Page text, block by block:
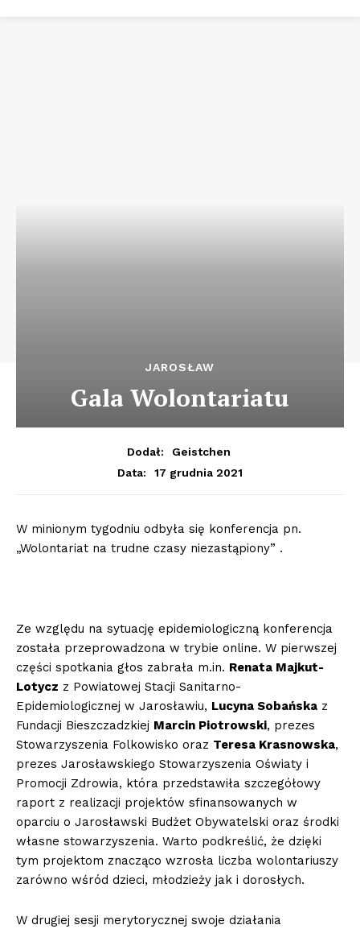
JAROSŁAW
Gala Wolontariatu
Dodał:
Geistchen
Data:
17 grudnia 2021
W minionym tygodniu odbyła się konferencja pn.
„Wolontariat na trudne czasy niezastąpiony” .
Ze względu na sytuację epidemiologiczną konferencja
została przeprowadzona w trybie online. W pierwszej
części spotkania głos zabrała m.in. Renata Majkut-
Lotycz z Powiatowej Stacji Sanitarno-
Epidemiologicznej w Jarosławiu, Lucyna Sobańska z
Fundacji Bieszczadzkiej Marcin Piotrowski, prezes
Stowarzyszenia Folkowisko oraz Teresa Krasnowska,
prezes Jarosławskiego Stowarzyszenia Oświaty i
Promocji Zdrowia, która przedstawiła szczegółowy
raport z realizacji projektów sfinansowanych w
oparciu o Jarosławski Budżet Obywatelski oraz środki
własne stowarzyszenia. Warto podkreślić, że dzięki
tym projektom znacząco wzrosła liczba wolontariuszy
zarówno wśród dzieci, młodzieży jak i dorosłych.
W drugiej sesji merytorycznej swoje działania